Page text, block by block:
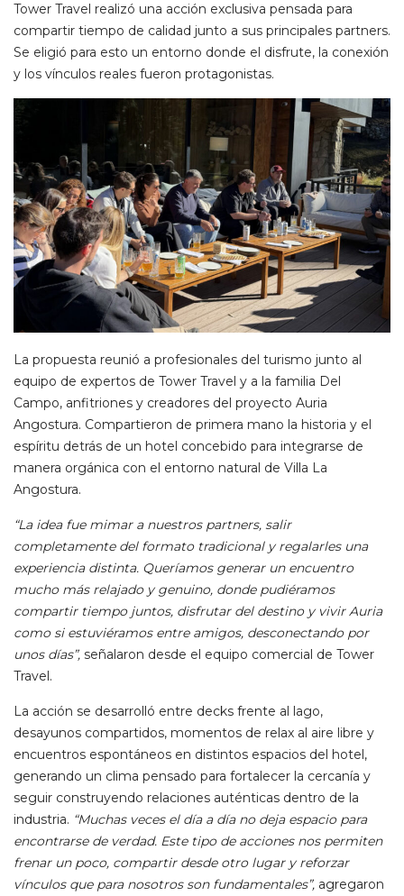
Tower Travel realizó una acción exclusiva pensada para
compartir tiempo de calidad junto a sus principales partners.
Se eligió para esto un entorno donde el disfrute, la conexión
y los vínculos reales fueron protagonistas.
La propuesta reunió a profesionales del turismo junto al
equipo de expertos de Tower Travel y a la familia Del
Campo, anfitriones y creadores del proyecto Auria
Angostura. Compartieron de primera mano la historia y el
espíritu detrás de un hotel concebido para integrarse de
manera orgánica con el entorno natural de Villa La
Angostura.
“La idea fue mimar a nuestros partners, salir
completamente del formato tradicional y regalarles una
experiencia distinta. Queríamos generar un encuentro
mucho más relajado y genuino, donde pudiéramos
compartir tiempo juntos, disfrutar del destino y vivir Auria
como si estuviéramos entre amigos, desconectando por
unos días”, señalaron desde el equipo comercial de Tower
Travel.
La acción se desarrolló entre decks frente al lago,
desayunos compartidos, momentos de relax al aire libre y
encuentros espontáneos en distintos espacios del hotel,
generando un clima pensado para fortalecer la cercanía y
seguir construyendo relaciones auténticas dentro de la
industria. “Muchas veces el día a día no deja espacio para
encontrarse de verdad. Este tipo de acciones nos permiten
frenar un poco, compartir desde otro lugar y reforzar
vínculos que para nosotros son fundamentales”, agregaron